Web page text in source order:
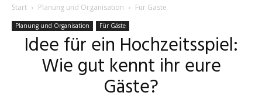
–
Start Planung und Organisation Für Gäste
Planung und Organisation Für Gäste
Idee für ein Hochzeitsspiel:
Wie gut kennt ihr eure
Gäste?